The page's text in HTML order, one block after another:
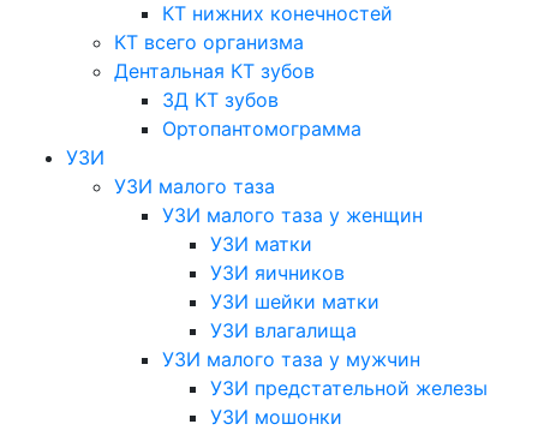
КТ нижних конечностей
КТ всего организма
Дентальная КТ зубов
3Д КТ зубов
Ортопантомограмма
УЗИ
УЗИ малого таза
УЗИ малого таза у женщин
УЗИ матки
УЗИ яичников
УЗИ шейки матки
УЗИ влагалища
УЗИ малого таза у мужчин
УЗИ предстательной железы
УЗИ мошонки